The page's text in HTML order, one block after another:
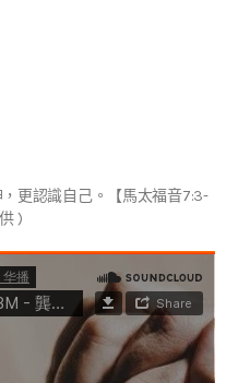
更認識自己。【馬太福音7:3-
)